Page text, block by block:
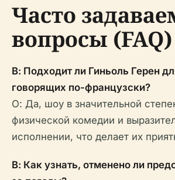
Часто
вопросы (FAQ)
В: Подходит ли Гиньоль Герен
говорящих по-французски?
О: Да, шоу в значительной
физической комедии и
исполнении, что делает их
В: Как узнать, отменено ли